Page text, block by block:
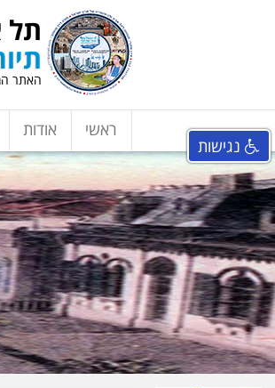
תל
האתר
ראשי אודות
נגישות